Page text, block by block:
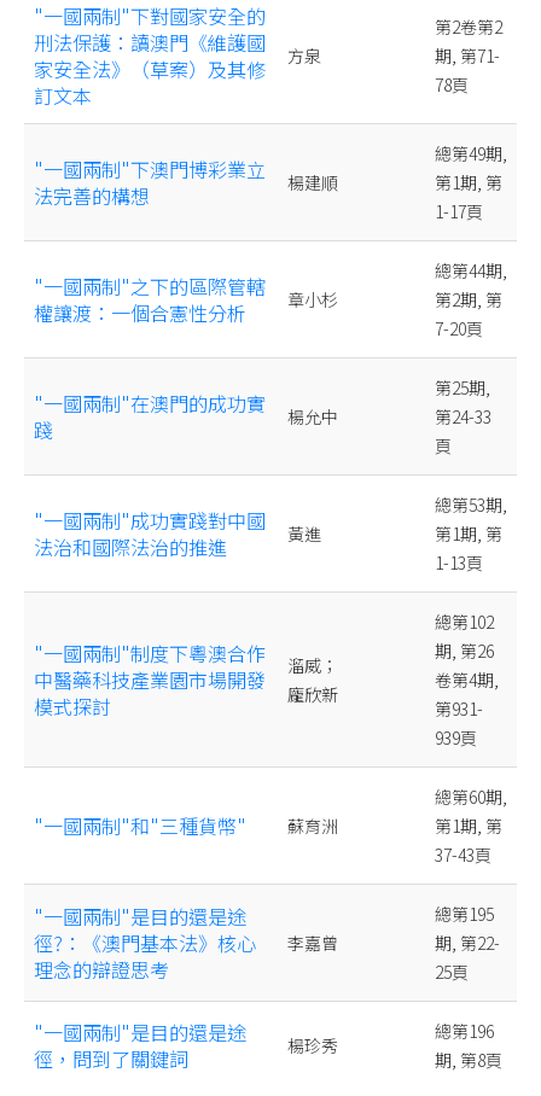
"一國兩制"下對國家安全的
刑法保護：讀澳門《維護國
家安全法》（草案）及其修
訂文本
方泉
第2卷第2
期, 第71-
78頁
"一國兩制"下澳門博彩業立
法完善的構想
楊建順
總第49期,
第1期, 第
1-17頁
"一國兩制"之下的區際管轄
權讓渡：一個合憲性分析
章小杉
總第44期,
第2期, 第
7-20頁
"一國兩制"在澳門的成功實
踐
楊允中
第25期,
第24-33
頁
"一國兩制"成功實踐對中國
法治和國際法治的推進
黃進
總第53期,
第1期, 第
1-13頁
"一國兩制"制度下粵澳合作
中醫藥科技產業園市場開發
模式探討
溜威；
龐欣新
總第102
期, 第26
卷第4期,
第931-
939頁
"一國兩制"和"三種貨幣" 蘇育洲
總第60期,
第1期, 第
37-43頁
"一國兩制"是目的還是途
徑?：《澳門基本法》核心
理念的辯證思考
李嘉曾
總第195
期, 第22-
25頁
"一國兩制"是目的還是途
徑，問到了關鍵詞
楊珍秀
總第196
期, 第8頁